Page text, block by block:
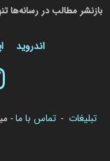
بازنشر مطالب در رسانه‌ها
اندروید
تبلیغات - تماس با ما-